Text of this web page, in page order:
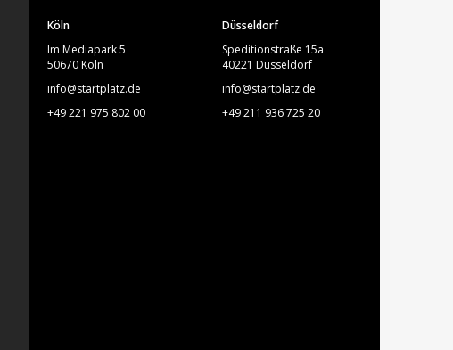
Köln
Im Mediapark 5
50670 Köln
info@startplatz.de
+49 221 975 802 00
Düsseldorf
Speditionstraße 15a
40221 Düsseldorf
info@startplatz.de
+49 211 936 725 20